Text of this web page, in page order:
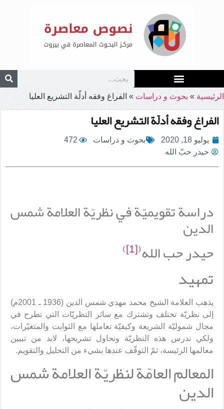
الرئيسية » بحوث و دراسات » الفراغ وفقه أدلّة التشريع العليا
الفراغ وفقه أدلّة التشريع العليا
يوليو 18, 2020 بحوث و دراسات
472
حيدر حبّ الله
دراسة تقويميّة في نظريّة العلامة شمس
الدين
حيدر حب الله(
[1]
)
تمهيد
يذهب العلامة الشيخ محمد مهدي شمس الدين (1936 ـ 2001م)
إلى نظريّة تختلف وتشترك مع سائر النظريّات التي تطرح في
مجال شموليّة الشريعة وكيفيّة تعاملها مع الثوابت والمتغيّرات،
ولكي ندرس هذه النظريّة ونحاول تشريحها، لابد من تبيين
معالمها الرئيسة، ثمّ التوقّف عندها بشيء من التحليل والتقويم.
المعالم العامّة لنظريّة العلامة شمس
الدين